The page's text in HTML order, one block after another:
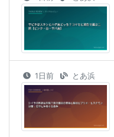
1日前 とあ浜